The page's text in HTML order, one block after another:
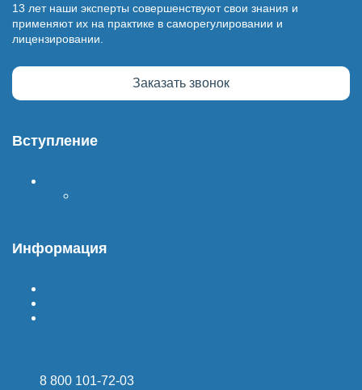
13 лет наши эксперты совершенствуют свои знания и
применяют их на практике в саморегулировании и
лицензировании.
Заказать звонок
Вступление
Информация
8 800 101-72-03